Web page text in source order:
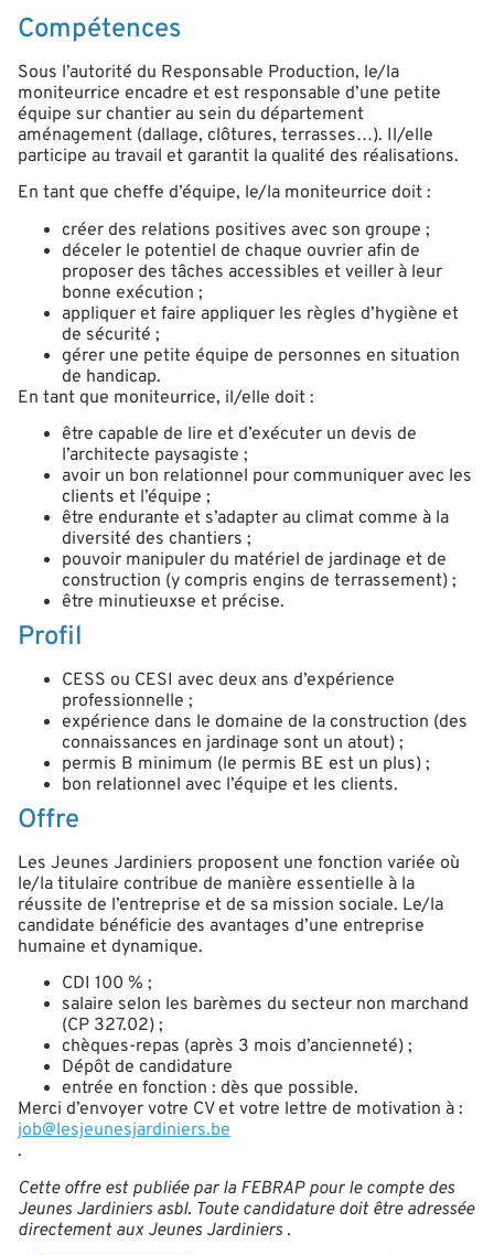
Compétences
Sous l’autorité du Responsable Production, le/la
moniteur·rice encadre et est responsable d’une petite
équipe sur chantier au sein du département
aménagement (dallage, clôtures, terrasses…). Il/elle
participe au travail et garantit la qualité des réalisations.
En tant que chef·fe d’équipe, le/la moniteur·rice doit :
créer des relations positives avec son groupe ;
déceler le potentiel de chaque ouvrier afin de
proposer des tâches accessibles et veiller à leur
bonne exécution ;
appliquer et faire appliquer les règles d’hygiène et
de sécurité ;
gérer une petite équipe de personnes en situation
de handicap.
En tant que moniteur·rice, il/elle doit :
être capable de lire et d’exécuter un devis de
l’architecte paysagiste ;
avoir un bon relationnel pour communiquer avec les
clients et l’équipe ;
être endurant·e et s’adapter au climat comme à la
diversité des chantiers ;
pouvoir manipuler du matériel de jardinage et de
construction (y compris engins de terrassement) ;
être minutieux·se et précis·e.
Profil
CESS ou CESI avec deux ans d’expérience
professionnelle ;
expérience dans le domaine de la construction (des
connaissances en jardinage sont un atout) ;
permis B minimum (le permis BE est un plus) ;
bon relationnel avec l’équipe et les clients.
Offre
Les Jeunes Jardiniers proposent une fonction variée où
le/la titulaire contribue de manière essentielle à la
réussite de l’entreprise et de sa mission sociale. Le/la
candidat·e bénéficie des avantages d’une entreprise
humaine et dynamique.
CDI 100 % ;
salaire selon les barèmes du secteur non marchand
(CP 327.02) ;
chèques-repas (après 3 mois d’ancienneté) ;
Dépôt de candidature
entrée en fonction : dès que possible.
Merci d’envoyer votre CV et votre lettre de motivation à :
job@lesjeunesjardiniers.be
.
Cette offre est publiée par la FEBRAP pour le compte des
Jeunes Jardiniers asbl. Toute candidature doit être adressée
directement aux Jeunes Jardiniers .